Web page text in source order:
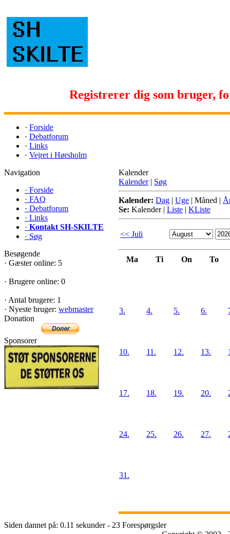
Registrerer dig som bruger,
· Forside
· Debatforum
· Links
· Vejret i Hørsholm
Navigation
· Forside
· FAQ
· Debatforum
· Links
· Kontakt SH-SKILTE
· Søg
Besøgende
· Gæster online: 5
· Brugere online: 0
· Antal brugere: 1
· Nyeste bruger: webmaster
Donation
Sponsorer
Kalender
Kalender | Søg
Kalender: Dag | Uge | Måned |
Se: Kalender| Liste | KListe
<< Juli
Ma Ti On To
3. 4. 5. 6.
10. 11. 12. 13.
17. 18. 19. 20.
24. 25. 26. 27.
31.
Siden dannet på: 0.11 sekunder - 23 Forespørgsler